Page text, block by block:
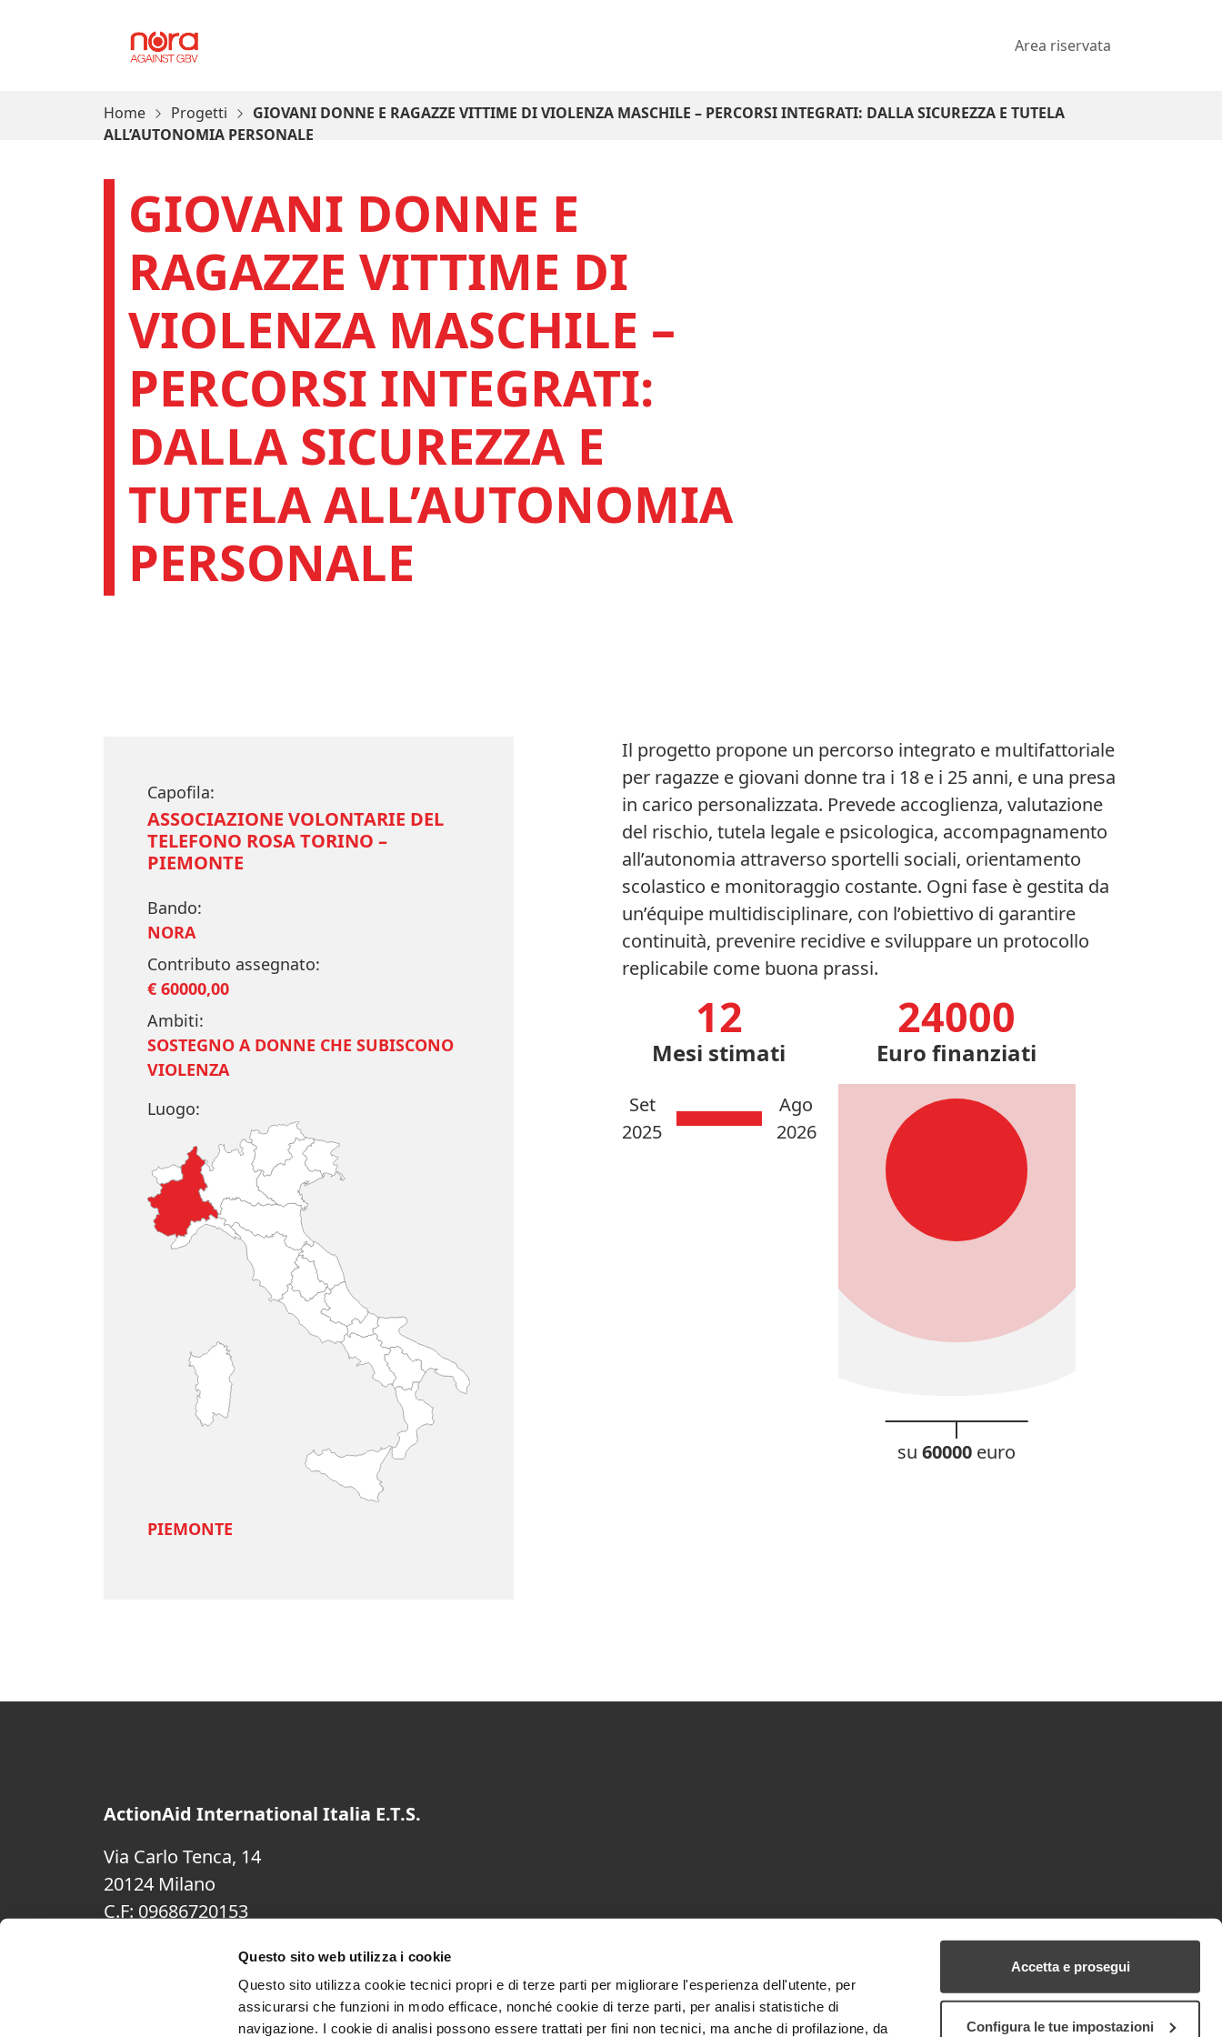
Questo sito web utilizza i cookie
Questo sito utilizza cookie tecnici propri e di terze parti per migliorare l'esperienza dell'utente, per
assicurarsi che funzioni in modo efficace, nonché cookie di terze parti, per analisi statistiche di
navigazione. I cookie di analisi possono essere trattati per fini non tecnici, ma anche di profilazione, da
Accetta e prosegui
Configura le tue impostazioni
Progetto Nora
Area riservata
Home Progetti
GIOVANI DONNE E RAGAZZE VITTIME DI VIOLENZA MASCHILE – PERCORSI INTEGRATI: DALLA SICUREZZA E TUTELA
ALL’AUTONOMIA PERSONALE
GIOVANI DONNE E
RAGAZZE VITTIME DI
VIOLENZA MASCHILE –
PERCORSI INTEGRATI:
DALLA SICUREZZA E
TUTELA ALL’AUTONOMIA
PERSONALE
Capofila:
ASSOCIAZIONE VOLONTARIE DEL
TELEFONO ROSA TORINO –
PIEMONTE
Bando:
NORA
Contributo assegnato:
€ 60000,00
Ambiti:
SOSTEGNO A DONNE CHE SUBISCONO
VIOLENZA
Luogo:
PIEMONTE
Il progetto propone un percorso integrato e multifattoriale
per ragazze e giovani donne tra i 18 e i 25 anni, e una presa
in carico personalizzata. Prevede accoglienza, valutazione
del rischio, tutela legale e psicologica, accompagnamento
all’autonomia attraverso sportelli sociali, orientamento
scolastico e monitoraggio costante. Ogni fase è gestita da
un’équipe multidisciplinare, con l’obiettivo di garantire
continuità, prevenire recidive e sviluppare un protocollo
replicabile come buona prassi.
12
Mesi stimati
Set
2025
Ago
2026
24000
Euro finanziati
su 60000 euro
ActionAid International Italia E.T.S.
Via Carlo Tenca, 14
20124 Milano
C.F: 09686720153
noraproject.ita@actionaid.org